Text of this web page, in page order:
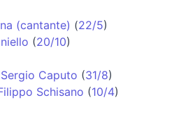
(cantante) (22/5)
(20/10)
Sergio Caputo (31/8)
Schisano (10/4)